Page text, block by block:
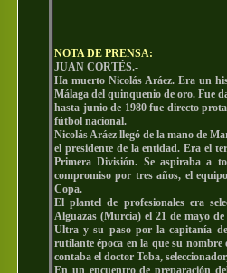
NOTA DE PRENSA:
JUAN CORTÉS.-
Ha muerto Nicolás Aráez. Era un
Málaga del quinquenio de oro. Fue
hasta junio de 1980 fue directo
fútbol nacional.
Nicolás Aráez llegó de la mano de
el presidente de la entidad. Era el
Primera División. Se aspiraba a
compromiso por tres años, el
Copa.
El plantel de profesionales era
Alguazas (Murcia) el 21 de mayo
Ultra y su paso por la capitanía
rutilante época en la que su nombre
contaba el doctor Toba,
En un encuentro de preparación